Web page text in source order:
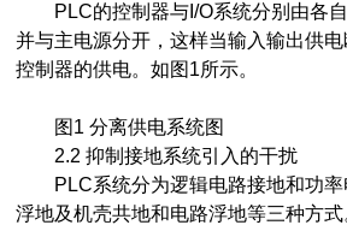
PLC的控制器与I/O系统分别由各自
并与主电源分开，这样当输入输出供
控制器的供电。如图1所示。
图1 分离供电系统图
2.2 抑制接地系统引入的干扰
PLC系统分为逻辑电路接地和功率
浮地及机壳共地和电路浮地等三种方